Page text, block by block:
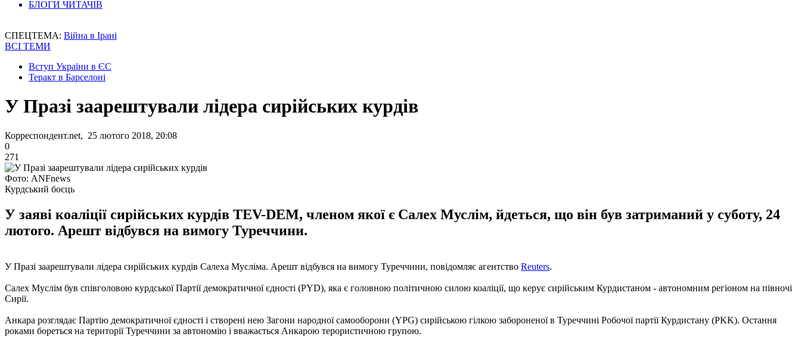
БЛОГИ ЧИТАЧІВ
СПЕЦТЕМА: Війна в Ірані
ВСІ ТЕМИ
Вступ України в ЄС
Теракт в Барселоні
У Празі заарештували лідера сирійських курдів
Корреспондент.net, 25 лютого 2018, 20:08
0
271
Фото: ANFnews
Курдський боєць
У заяві коаліції сирійських курдів TEV-DEM, членом якої є Салех Муслім, йдеться, що він був затриманий у суботу, 24
лютого. Арешт відбувся на вимогу Туреччини.
У Празі заарештували лідера сирійських курдів Салеха Мусліма. Арешт відбувся на вимогу Туреччини, повідомляє агентство Reuters.
Салех Муслім був співголовою курдської Партії демократичної єдності (PYD), яка є головною політичною силою коаліції, що керує сирійським Курдистаном - автономним регіоном на півночі
Сирії.
Анкара розглядає Партію демократичної єдності і створені нею Загони народної самооборони (YPG) сирійською гілкою забороненої в Туреччині Робочої партії Курдистану (PKK). Остання
роками бореться на території Туреччини за автономію і вважається Анкарою терористичною групою.